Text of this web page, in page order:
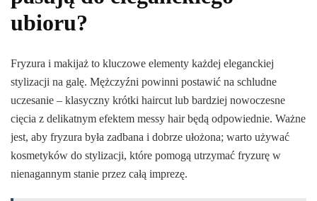
ubioru?
Fryzura i makijaż to kluczowe elementy każdej eleganckiej
stylizacji na galę. Mężczyźni powinni postawić na schludne
uczesanie – klasyczny krótki haircut lub bardziej nowoczesne
cięcia z delikatnym efektem messy hair będą odpowiednie. Ważne
jest, aby fryzura była zadbana i dobrze ułożona; warto używać
kosmetyków do stylizacji, które pomogą utrzymać fryzurę w
nienagannym stanie przez całą imprezę.